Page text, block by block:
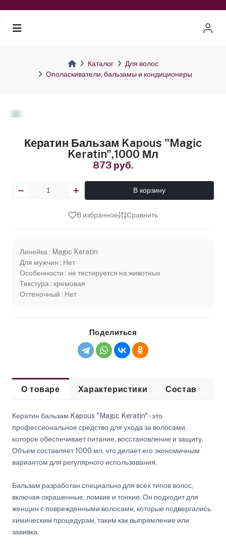
Каталог
Для волос
Ополаскиватели, бальзамы и кондиционеры
Кератин Бальзам Kapous "Magic
Keratin",1000 Мл
873 руб.
В корзину
В избранное Сравнить
Линейка : Magic Keratin
Для мужчин : Нет
Особенности : не тестируется на животных
Текстура : кремовая
Оттеночный : Нет
Поделиться
О товаре Характеристики Состав
Кератин бальзам Kapous "Magic Keratin" - это
профессиональное средство для ухода за волосами,
которое обеспечивает питание, восстановление и защиту.
Объем составляет 1000 мл, что делает его экономичным
вариантом для регулярного использования.
Бальзам разработан специально для всех типов волос,
включая окрашенные, ломкие и тонкие. Он подходит для
женщин с поврежденными волосами, которые подвергались
химическим процедурам, таким как выпрямление или
завивка.